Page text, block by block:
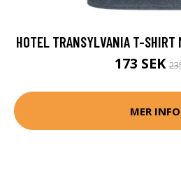
HOTEL TRANSYLVANIA T-SHIRT
173 SEK
MER